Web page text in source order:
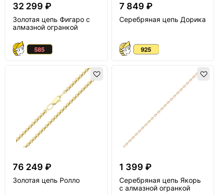
32 299 ₽
Золотая цепь Фигаро с
алмазной огранкой
7 849 ₽
Серебряная цепь Дорика
76 249 ₽
Золотая цепь Ролло
1 399 ₽
Серебряная цепь Якорь
с алмазной огранкой